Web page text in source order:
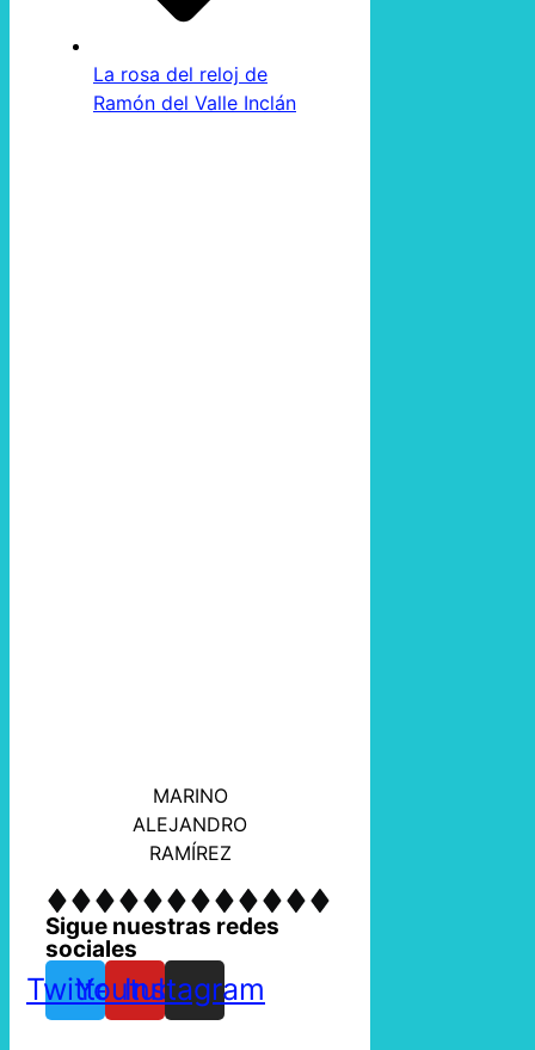
La rosa del reloj de
Ramón del Valle Inclán
MARINO
ALEJANDRO
RAMÍREZ
Sigue nuestras redes
sociales
TwitterYoutube
Instagram